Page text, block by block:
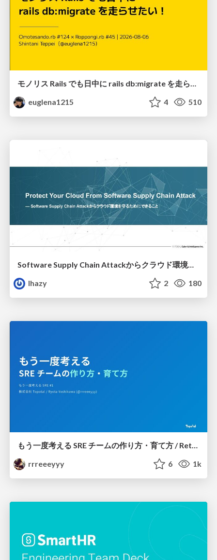
モノリス Rails でも日中に rails db:migrate を走らせたい！ / Daytime rails db:migrate on Monolithic Rails!
euglena1215
4 510
lhazy
2 180
もう一度考える SRE チームの作り方・育て方 / Rethinking SRE #1: Building and Growing SRE Teams
rrreeeyyy
6 1k